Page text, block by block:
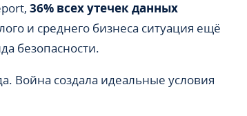
36% всех утечек данных
и среднего бизнеса ситуация ещё
безопасности.
Война создала идеальные условия